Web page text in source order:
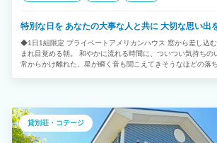
特別な日を あなたの大事な人と共に 大切な思い出
◆1日1組限定 プライベートアメリカンハウス 窓から差し込
まれ目覚める朝。 和やかに流れる時間に、ついつい気持ちの
常からかけ離れた、星が瞬く音も聞こえてきそうなほどの落
分、軽井沢を代表する観光スポットの「旧軽井沢銀座」から
から約10分と大変便利な立地であるため、自然の中でゆった
れることは勿論、レジャーに富んだ軽井沢ステイも可能です
・動物アレルギーのお客様もご宿泊なさる為ペット同伴は禁
貸別荘・コテージ